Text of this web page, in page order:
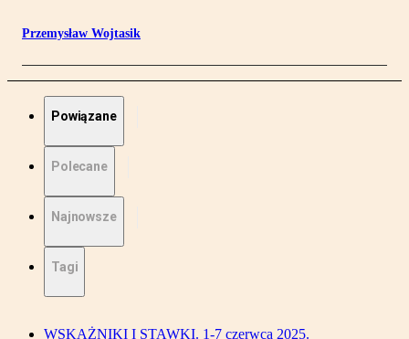
Przemysław Wojtasik
Powiązane
Polecane
Najnowsze
Tagi
WSKAŻNIKI I STAWKI. 1-7 czerwca 2025.